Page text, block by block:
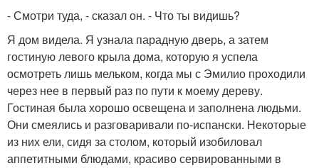
- Смотри туда, - сказал он. - Что ты видишь?
Я дом видела. Я узнала парадную дверь, а затем
гостиную левого крыла дома, которую я успела
осмотреть лишь мельком, когда мы с Эмилио проходили
через нее в первый раз по пути к моему дереву.
Гостиная была хорошо освещена и заполнена людьми.
Они смеялись и разговаривали по-испански. Некоторые
из них ели, сидя за столом, который изобиловал
аппетитными блюдами, красиво сервированными в